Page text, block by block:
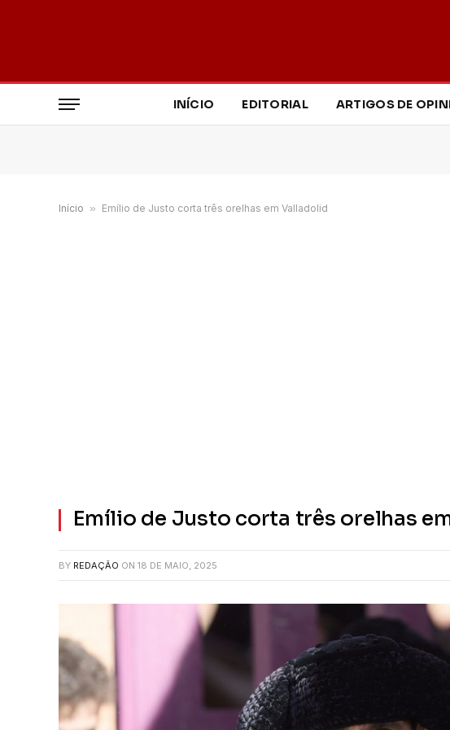
INÍCIO EDITORIAL ARTIGOS DE
Início » Emílio de Justo corta três orelhas em Valladolid
Emílio de Justo corta três orelhas
BY REDAÇÃO ON 18 DE MAIO, 2025